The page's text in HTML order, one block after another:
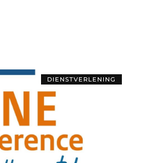
DIENSTVERLENING